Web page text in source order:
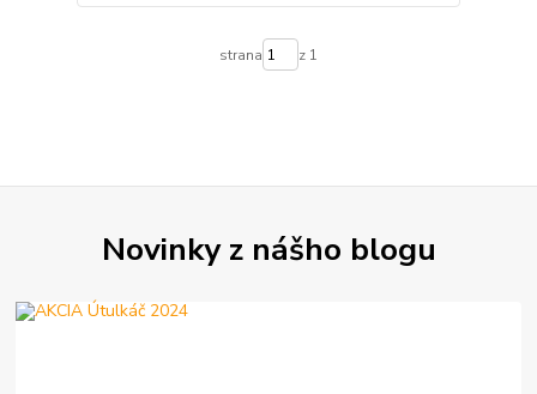
strana z 1
Novinky z nášho blogu